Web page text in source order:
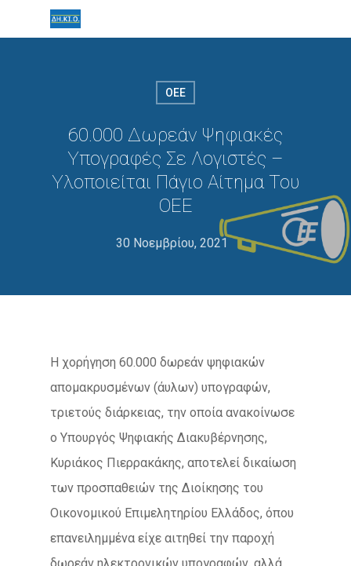
ΟΕΕ
60.000 Δωρεάν Ψηφιακές
Υπογραφές Σε Λογιστές –
Υλοποιείται Πάγιο Αίτημα Του
ΟΕΕ
30 Νοεμβρίου, 2021
Η χορήγηση 60.000 δωρεάν ψηφιακών
απομακρυσμένων (άυλων) υπογραφών,
τριετούς διάρκειας, την οποία ανακοίνωσε
ο Υπουργός Ψηφιακής Διακυβέρνησης,
Κυριάκος Πιερρακάκης, αποτελεί δικαίωση
των προσπαθειών της Διοίκησης του
Οικονομικού Επιμελητηρίου Ελλάδος, όπου
επανειλημμένα είχε αιτηθεί την παροχή